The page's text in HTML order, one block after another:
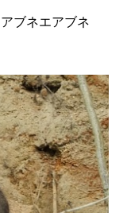
ブネエアブネ